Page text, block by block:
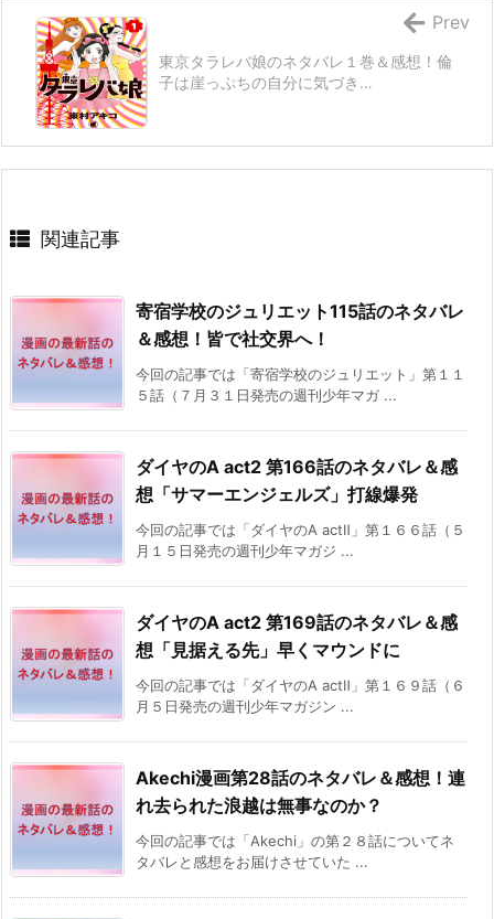
東京タラレバ娘のネタバレ１巻＆感想！倫
子は崖っぷちの自分に気づき…
Prev
関連記事
寄宿学校のジュリエット115話のネタバレ
＆感想！皆で社交界へ！
今回の記事では「寄宿学校のジュリエット」第１１
５話（７月３１日発売の週刊少年マガ ...
ダイヤのA act2 第166話のネタバレ＆感
想「サマーエンジェルズ」打線爆発
今回の記事では「ダイヤのA actⅡ」第１６６話（５
月１５日発売の週刊少年マガジ ...
ダイヤのA act2 第169話のネタバレ＆感
想「見据える先」早くマウンドに
今回の記事では「ダイヤのA actⅡ」第１６９話（６
月５日発売の週刊少年マガジン ...
Akechi漫画第28話のネタバレ＆感想！連
れ去られた浪越は無事なのか？
今回の記事では「Akechi」の第２８話についてネ
タバレと感想をお届けさせていた ...